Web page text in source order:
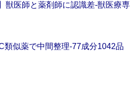
獣医師と薬剤師に認識差‐獣医療専
類似薬で中間整理‐77成分1042品